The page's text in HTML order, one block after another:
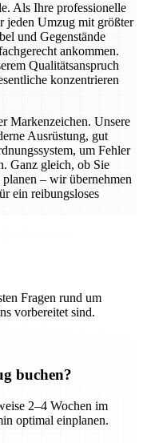
Als Ihre professionelle
jeden Umzug mit größter
und Gegenstände
ankommen.
Qualitätsanspruch
konzentrieren
Markenzeichen. Unsere
Ausrüstung, gut
um Fehler
Ganz gleich, ob Sie
– wir übernehmen
ein reibungsloses
Fragen rund um
vorbereitet sind.
buchen?
2–4 Wochen im
optimal einplanen.